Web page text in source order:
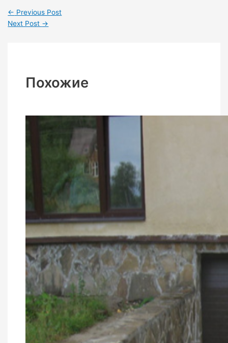
← Previous Post
Next Post →
Похожие